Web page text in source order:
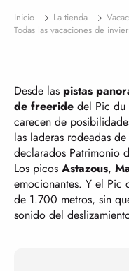
Inicio La tienda
Todas las vacaciones de
Desde las pistas
de freeride del Pic du
carecen de
las laderas rodeadas
declarados Patrimonio
Los picos Astazous,
emocionantes. Y el Pic
de 1.700 metros, sin
sonido del